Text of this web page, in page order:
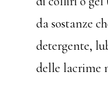
da sostanze
detergente,
delle lacrime